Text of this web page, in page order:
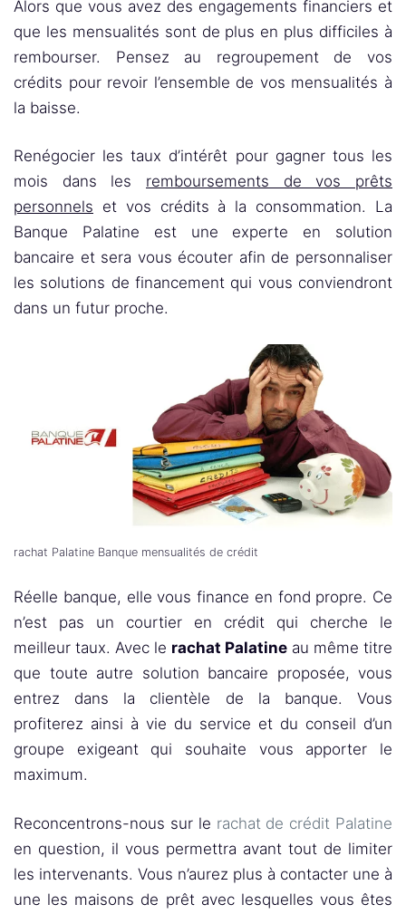
Alors que vous avez des engagements financiers et
que les mensualités sont de plus en plus difficiles à
rembourser. Pensez au regroupement de vos
crédits pour revoir l’ensemble de vos mensualités à
la baisse.
Renégocier les taux d’intérêt pour gagner tous les
mois dans les remboursements de vos prêts
personnels et vos crédits à la consommation. La
Banque Palatine est une experte en solution
bancaire et sera vous écouter afin de personnaliser
les solutions de financement qui vous conviendront
dans un futur proche.
rachat Palatine Banque mensualités de crédit
Réelle banque, elle vous finance en fond propre. Ce
n’est pas un courtier en crédit qui cherche le
meilleur taux. Avec le rachat Palatine au même titre
que toute autre solution bancaire proposée, vous
entrez dans la clientèle de la banque. Vous
profiterez ainsi à vie du service et du conseil d’un
groupe exigeant qui souhaite vous apporter le
maximum.
Reconcentrons-nous sur le rachat de crédit Palatine
en question, il vous permettra avant tout de limiter
les intervenants. Vous n’aurez plus à contacter une à
une les maisons de prêt avec lesquelles vous êtes